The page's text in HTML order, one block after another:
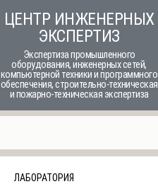
to
content
ЦЕНТР ИНЖЕНЕРНЫХ
ЭКСПЕРТИЗ
Экспертиза промышленного
оборудования, инженерных сетей,
компьютерной техники и программного
обеспечения, строительно-техническая
и пожарно-техническая экспертиза
ЛАБОРАТОРИЯ